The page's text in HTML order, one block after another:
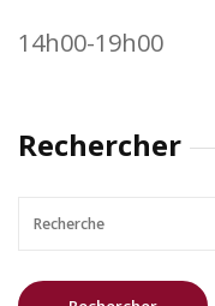
14h00-19h00
Rechercher